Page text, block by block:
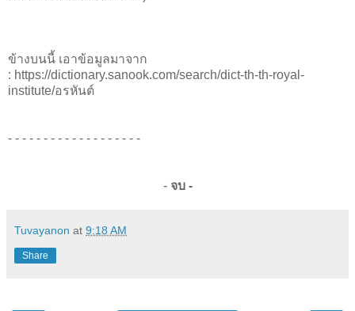
ข้างบนนี้ เอาข้อมูลมาจาก
: https://dictionary.sanook.com/search/dict-th-th-royal-
institute/อรหันต์
- - - - - - - - - - - - - - - - - - -
-จบ -
Tuvayanon at 9:18 AM
Share